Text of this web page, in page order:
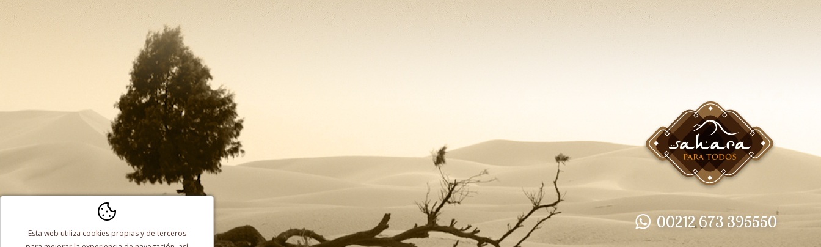
SAHARAPARATODOS s.a.r.l au
Organización de circuitos turísticos
00212 673 395550
Esta web utiliza cookies propias y de terceros